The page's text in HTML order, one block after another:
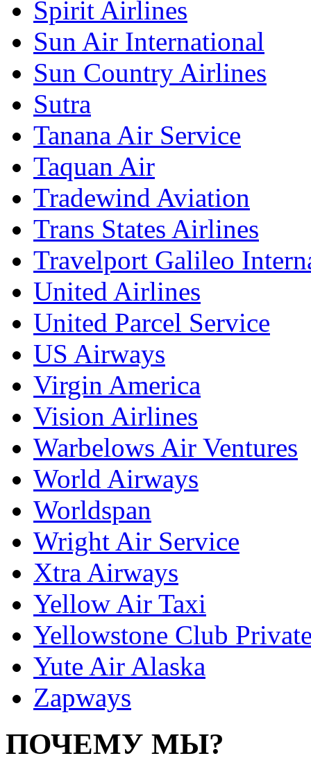
Spirit Airlines
Sun Air International
Sun Country Airlines
Sutra
Tanana Air Service
Taquan Air
Tradewind Aviation
Trans States Airlines
Travelport Galileo
United Airlines
United Parcel Service
US Airways
Virgin America
Vision Airlines
Warbelows Air Ventures
World Airways
Worldspan
Wright Air Service
Xtra Airways
Yellow Air Taxi
Yellowstone Club
Yute Air Alaska
Zapways
ПОЧЕМУ МЫ?